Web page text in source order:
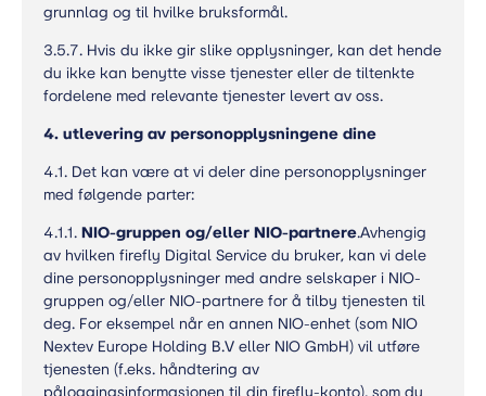
grunnlag og til hvilke bruksformål.
3.5.7. Hvis du ikke gir slike opplysninger, kan det hende
du ikke kan benytte visse tjenester eller de tiltenkte
fordelene med relevante tjenester levert av oss.
4. utlevering av personopplysningene dine
4.1. Det kan være at vi deler dine personopplysninger
med følgende parter:
4.1.1. NIO-gruppen og/eller NIO-partnere.Avhengig
av hvilken firefly Digital Service du bruker, kan vi dele
dine personopplysninger med andre selskaper i NIO-
gruppen og/eller NIO-partnere for å tilby tjenesten til
deg. For eksempel når en annen NIO-enhet (som NIO
Nextev Europe Holding B.V eller NIO GmbH) vil utføre
tjenesten (f.eks. håndtering av
påloggingsinformasjonen til din firefly-konto), som du